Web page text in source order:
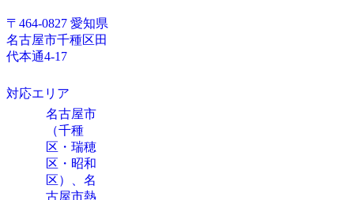
〒464-0827 愛知県
名古屋市千種区田
代本通4-17
対応エリア
名古屋市
（千種
区・瑞穂
区・昭和
区）、名
古屋市熱